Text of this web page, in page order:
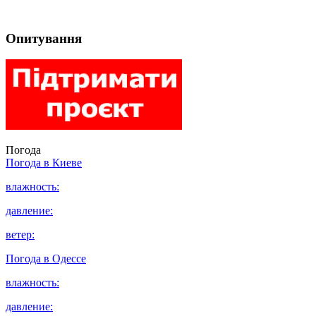
Опитування
Погода
Погода в Киеве
влажность:
давление:
ветер:
Погода в Одессе
влажность:
давление: